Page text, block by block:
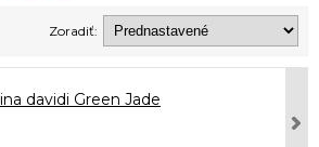
Zoradiť:
davidi Green Jade